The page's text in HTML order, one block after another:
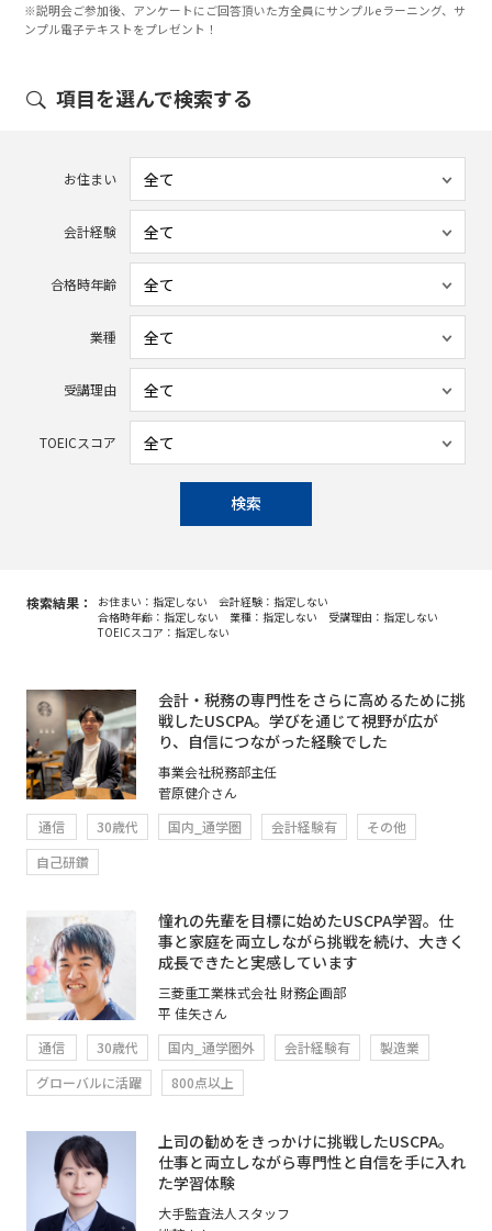
※説明会ご参加後、アンケートにご回答頂いた方全員にサンプルeラーニング、サ
ンプル電子テキストをプレゼント！
項目を選んで検索する
お住まい
会計経験
合格時年齢
業種
受講理由
TOEICスコア
検索
検索結果： お住まい：指定しない
会計経験：指定しない
合格時年齢：指定しない
業種：指定しない
受講理由：指定しない
TOEICスコア：指定しない
会計・税務の専門性をさらに高めるために挑
戦したUSCPA。学びを通じて視野が広が
り、自信につながった経験でした
事業会社税務部主任
菅原健介さん
通信
30歳代 国内_通学圏 会計経験有
その他
自己研鑽
憧れの先輩を目標に始めたUSCPA学習。仕
事と家庭を両立しながら挑戦を続け、大きく
成長できたと実感しています
三菱重工業株式会社 財務企画部
平 佳矢さん
通信
30歳代 国内_通学圏外 会計経験有
製造業
グローバルに活躍
800点以上
上司の勧めをきっかけに挑戦したUSCPA。
仕事と両立しながら専門性と自信を手に入れ
た学習体験
大手監査法人スタッフ